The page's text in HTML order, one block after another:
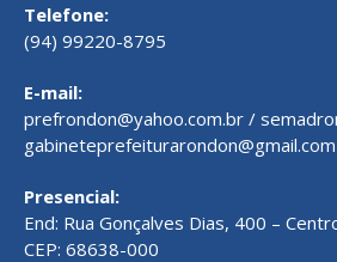
Telefone:
(94) 99220-8795
E-mail:
prefrondon@yahoo.com.br /
gabineteprefeiturarondon@gmail.com
Presencial:
End: Rua Gonçalves Dias, 400 –
CEP: 68638-000